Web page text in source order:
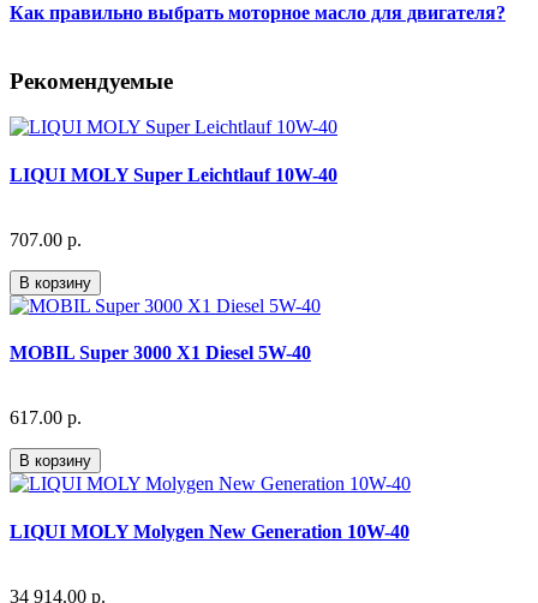
Как правильно выбрать моторное масло для двигателя?
Рекомендуемые
LIQUI MOLY Super Leichtlauf 10W-40
707.00 р.
В корзину
MOBIL Super 3000 X1 Diesel 5W-40
617.00 р.
В корзину
LIQUI MOLY Molygen New Generation 10W-40
34 914.00 р.